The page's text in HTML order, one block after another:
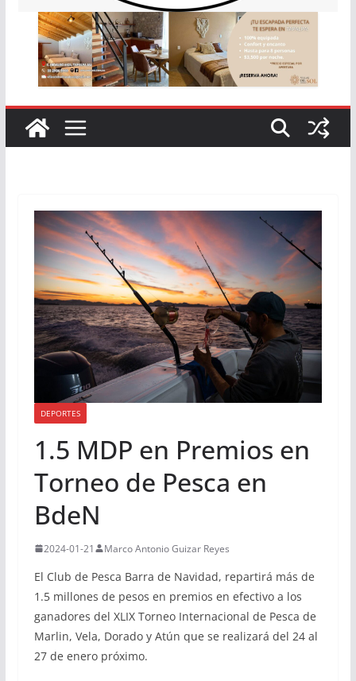
DEPORTES
1.5 MDP en Premios en
Torneo de Pesca en
BdeN
2024-01-21 Marco Antonio Guizar Reyes
El Club de Pesca Barra de Navidad, repartirá más de
1.5 millones de pesos en premios en efectivo a los
ganadores del XLIX Torneo Internacional de Pesca de
Marlin, Vela, Dorado y Atún que se realizará del 24 al
27 de enero próximo.